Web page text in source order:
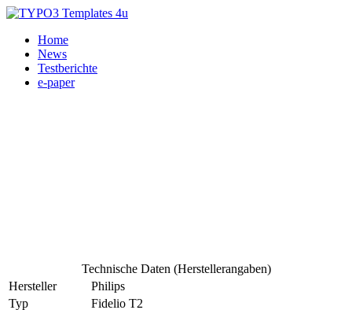
Home
News
Testberichte
e-paper
Technische Daten (Herstellerangaben)
Hersteller
Philips
Typ
Fidelio T2